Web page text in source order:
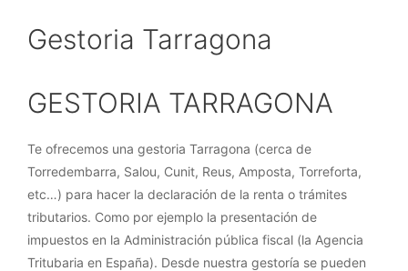
Gestoria Tarragona
GESTORIA TARRAGONA
Te ofrecemos una gestoria Tarragona (cerca de
Torredembarra, Salou, Cunit, Reus, Amposta, Torreforta,
etc…) para hacer la declaración de la renta o trámites
tributarios. Como por ejemplo la presentación de
impuestos en la Administración pública fiscal (la Agencia
Tritubaria en España). Desde nuestra gestoría se pueden